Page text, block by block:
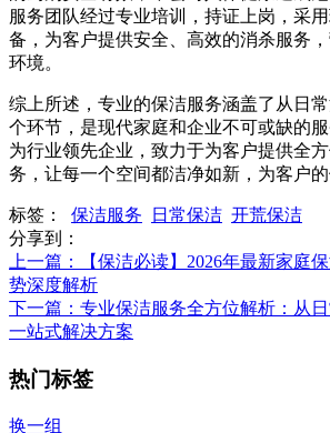
服务团队经过专业培训，持证上岗，采
备，为客户提供安全、高效的消杀服务
环境。
综上所述，专业的保洁服务涵盖了从日
个环节，是现代家庭和企业不可或缺的
为行业领先企业，致力于为客户提供全
务，让每一个空间都洁净如新，为客户的
标签： 保洁服务 日常保洁 开荒保洁
分享到：
上一篇 ：【保洁必读】2026年最新家庭
势深度解析
下一篇 ：专业保洁服务全方位解析：从
一站式解决方案
热门标签
换一组